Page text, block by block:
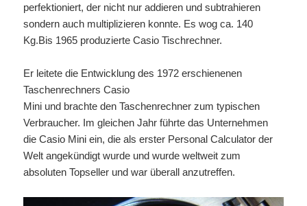
perfektioniert, der nicht nur addieren und subtrahieren
sondern auch multiplizieren konnte. Es wog ca. 140
Kg.Bis 1965 produzierte Casio Tischrechner.
Er leitete die Entwicklung des 1972 erschienenen
Taschenrechners Casio
Mini und brachte den Taschenrechner zum typischen
Verbraucher. Im gleichen Jahr führte das Unternehmen
die Casio Mini ein, die als erster Personal Calculator der
Welt angekündigt wurde und wurde weltweit zum
absoluten Topseller und war überall anzutreffen.